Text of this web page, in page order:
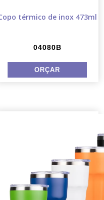
térmico de inox 473ml
04080B